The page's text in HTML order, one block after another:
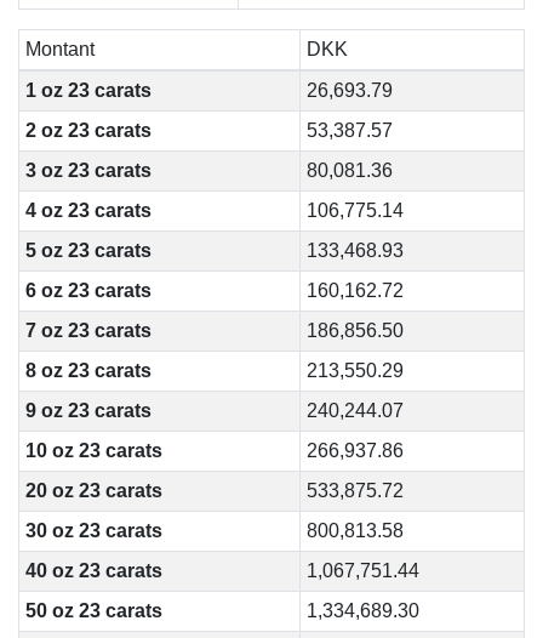
Montant
DKK
1 oz 23 carats
26,693.79
2 oz 23 carats
53,387.57
3 oz 23 carats
80,081.36
4 oz 23 carats
106,775.14
5 oz 23 carats
133,468.93
6 oz 23 carats
160,162.72
7 oz 23 carats
186,856.50
8 oz 23 carats
213,550.29
9 oz 23 carats
240,244.07
10 oz 23 carats
266,937.86
20 oz 23 carats
533,875.72
30 oz 23 carats
800,813.58
40 oz 23 carats
1,067,751.44
50 oz 23 carats
1,334,689.30